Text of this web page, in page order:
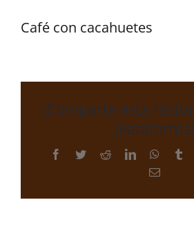
Café con cacahuetes
¡Comparte esta
plataforma!
Facebook
TwitterRedditLinkedIn
Correo